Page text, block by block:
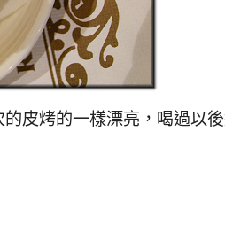
皮烤的一樣漂亮，喝過以